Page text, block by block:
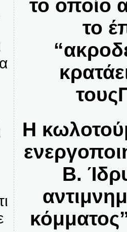
το οποίο
το
Η
B.